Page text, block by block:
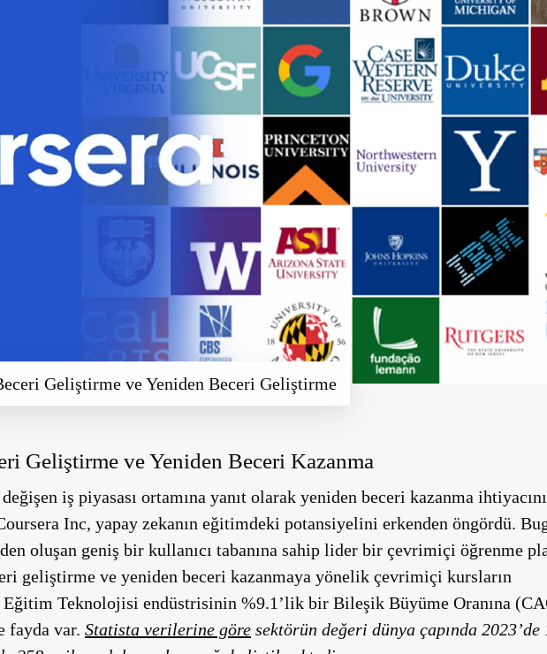
Geliştirme ve Yeniden Beceri Geliştirme
Geliştirme ve Yeniden Beceri Kazanma
iş piyasası ortamına yanıt olarak yeniden beceri kazanma
Inc, yapay zekanın eğitimdeki potansiyelini erkenden öngördü.
oluşan geniş bir kullanıcı tabanına sahip lider bir çevrimiçi öğrenme
geliştirme ve yeniden beceri kazanmaya yönelik çevrimiçi kursların
Eğitim Teknolojisi endüstrisinin %9.1’lik bir Bileşik Büyüme Oranına
fayda var. Statista verilerine göre sektörün değeri dünya çapında 2023’de